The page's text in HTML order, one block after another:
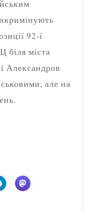
92-ї
біля міста
Александров
але на